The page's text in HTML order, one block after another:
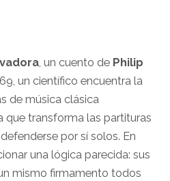
, un cuento de Philip
un científico encuentra la
de música clásica
que transforma las partituras
por sí solos. En
una lógica parecida: sus
mismo firmamento todos